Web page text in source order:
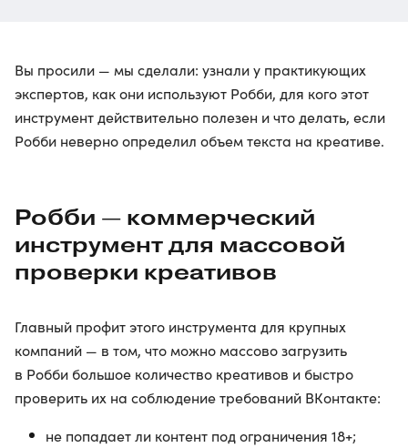
Вы просили — мы сделали: узнали у практикующих
экспертов, как они используют Робби, для кого этот
инструмент действительно полезен и что делать, если
Робби неверно определил объем текста на креативе.
Робби — коммерческий
инструмент для массовой
проверки креативов
Главный профит этого инструмента для крупных
компаний — в том, что можно массово загрузить
в Робби большое количество креативов и быстро
проверить их на соблюдение требований ВКонтакте:
не попадает ли контент под ограничения 18+;